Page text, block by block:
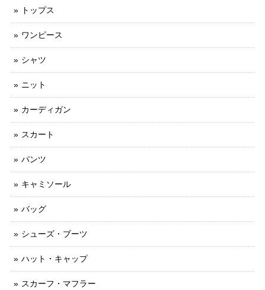
トップス
ワンピース
シャツ
ニット
カーディガン
スカート
パンツ
キャミソール
バッグ
シューズ・ブーツ
ハット・キャップ
スカーフ・マフラー